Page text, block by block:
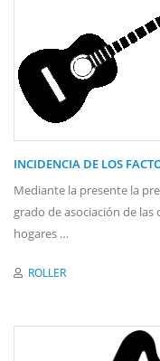
INCIDENCIA DE LOS
Mediante la presente la
grado de asociación de
hogares …
ROLLER